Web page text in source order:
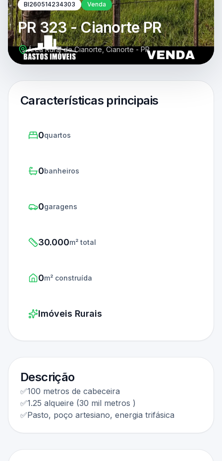
BI260514234303 Venda
PR 323 - Cianorte PR
Área Rural de Cianorte, Cianorte - PR
Características principais
0quartos
0banheiros
0garagens
30.000m² total
0m² construída
Imóveis Rurais
Descrição
✅100 metros de cabeceira
✅1.25 alqueire (30 mil metros )
✅Pasto, poço artesiano, energia trifásica